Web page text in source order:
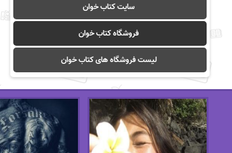
سایت کتاب خوان
فروشگاه کتاب خوان
لیست فروشگاه های کتاب خوان